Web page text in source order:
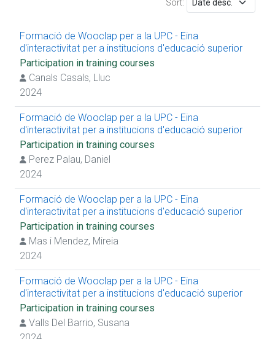
Master thesis (pre-Bologna period)
Stay at R&D center
UPC Master thesis
Project work
Participation in training courses
Delivery of training courses
Presentation of work at conference
Journal articles (teaching topics)
Teaching innovation project
Conference delivery
Competitive project
Sort:
Formació de Wooclap per a la UPC - Eina
d'interactivitat per a institucions d'educació superior
Participation in training courses
Canals Casals, Lluc
2024
Formació de Wooclap per a la UPC - Eina
d'interactivitat per a institucions d'educació superior
Participation in training courses
Perez Palau, Daniel
2024
Formació de Wooclap per a la UPC - Eina
d'interactivitat per a institucions d'educació superior
Participation in training courses
Mas i Mendez, Mireia
2024
Formació de Wooclap per a la UPC - Eina
d'interactivitat per a institucions d'educació superior
Participation in training courses
Valls Del Barrio, Susana